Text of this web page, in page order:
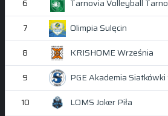
6 Tarnovia Volleyball
7 Olimpia Sulęcin
8 KRISHOME Września
9 PGE Akademia Siatkówki
10 LOMS Joker Piła